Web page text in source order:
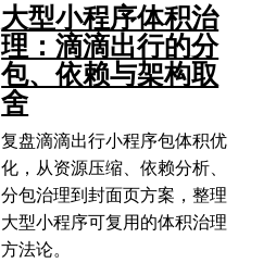
大型小程序体积治
理：滴滴出行的分
包、依赖与架构取
舍
复盘滴滴出行小程序包体积优
化，从资源压缩、依赖分析、
分包治理到封面页方案，整理
大型小程序可复用的体积治理
方法论。